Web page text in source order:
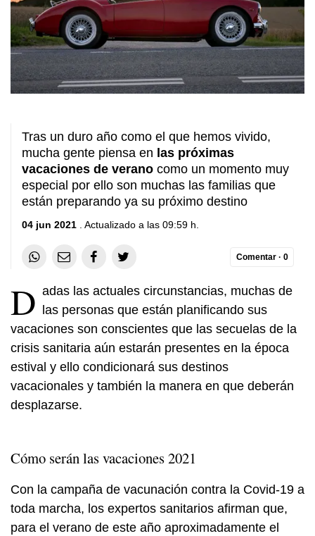
Tras un duro año como el que hemos vivido,
mucha gente piensa en las próximas
vacaciones de verano como un momento muy
especial por ello son muchas las familias que
están preparando ya su próximo destino
04 jun 2021 . Actualizado a las 09:59 h.
Comentar · 0
D adas las actuales circunstancias, muchas de
las personas que están planificando sus
vacaciones son conscientes que las secuelas de la
crisis sanitaria aún estarán presentes en la época
estival y ello condicionará sus destinos
vacacionales y también la manera en que deberán
desplazarse.
Cómo serán las vacaciones 2021
Con la campaña de vacunación contra la Covid-19 a
toda marcha, los expertos sanitarios afirman que,
para el verano de este año aproximadamente el